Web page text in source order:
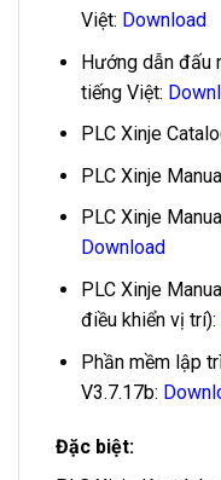
Việt: Download
Hướng dẫn đấu
tiếng Việt:
PLC Xinje
PLC Xinje
PLC Xinje
Download
PLC Xinje
điều khiển vị trí):
Phần mềm lập
V3.7.17b:
Đặc biệt: